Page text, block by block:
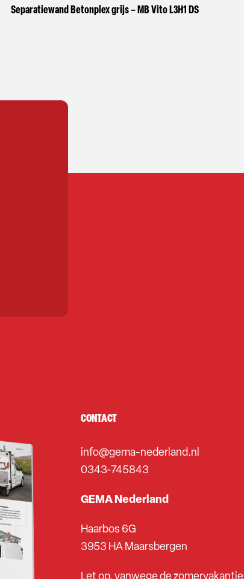
Separatiewand Betonplex grijs – MB Vito L3H1 DS
CONTACT
info@gema-nederland.nl
0343-745843
GEMA Nederland
Haarbos 6G
3953 HA Maarsbergen